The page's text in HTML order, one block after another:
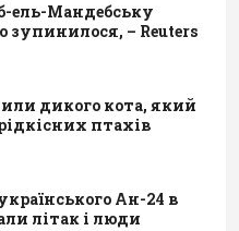
ель-Мандебську
зупинилося, – Reuters
дикого кота, який
птахів
Ан-24 в
літак і люди